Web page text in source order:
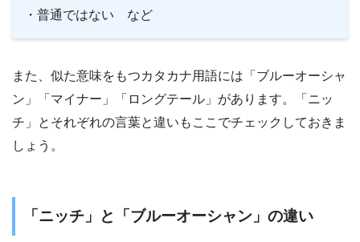
・普通ではない など
また、似た意味をもつカタカナ用語には「ブルーオーシャ
ン」「マイナー」「ロングテール」があります。「ニッ
チ」とそれぞれの言葉と違いもここでチェックしておきま
しょう。
「ニッチ」と「ブルーオーシャン」の違い